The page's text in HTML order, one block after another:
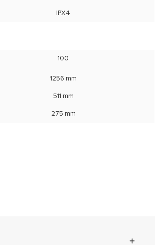
IPX4
100
1256 mm
511 mm
275 mm